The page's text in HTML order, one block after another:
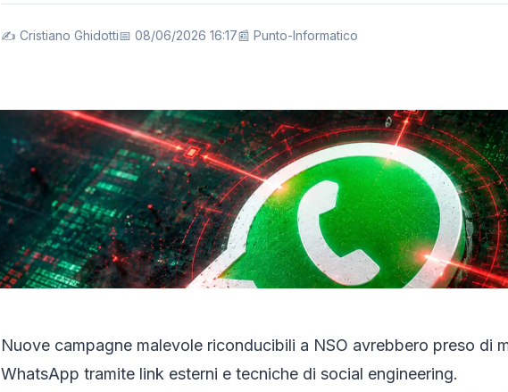
✍️ Cristiano Ghidotti📅 08/06/2026 16:17📰 Punto-Informatico
Nuove campagne malevole riconducibili a NSO avrebbero preso di
WhatsApp tramite link esterni e tecniche di social engineering.